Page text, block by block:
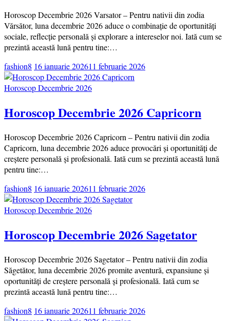
Horoscop Decembrie 2026 Varsator – Pentru nativii din zodia
Vărsător, luna decembrie 2026 aduce o combinație de oportunități
sociale, reflecție personală și explorare a intereselor noi. Iată cum se
prezintă această lună pentru tine:…
fashion8 16 ianuarie 202611 februarie 2026
Horoscop Decembrie 2026
Horoscop Decembrie 2026 Capricorn
Horoscop Decembrie 2026 Capricorn – Pentru nativii din zodia
Capricorn, luna decembrie 2026 aduce provocări și oportunități de
creștere personală și profesională. Iată cum se prezintă această lună
pentru tine:…
fashion8 16 ianuarie 202611 februarie 2026
Horoscop Decembrie 2026
Horoscop Decembrie 2026 Sagetator
Horoscop Decembrie 2026 Sagetator – Pentru nativii din zodia
Săgetător, luna decembrie 2026 promite aventură, expansiune și
oportunități de creștere personală și profesională. Iată cum se
prezintă această lună pentru tine:…
fashion8 16 ianuarie 202611 februarie 2026